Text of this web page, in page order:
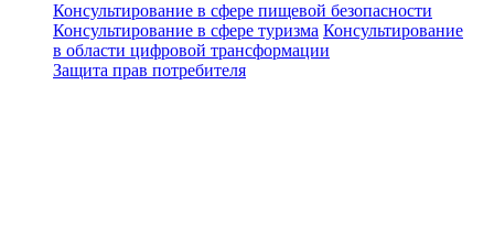
Консультирование в сфере пищевой безопасности
Консультирование в сфере туризма Консультирование
в области цифровой трансформации
Защита прав потребителя